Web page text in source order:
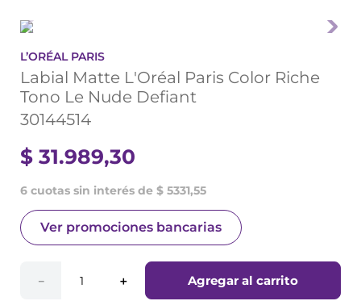
L’ORÉAL PARIS
Labial Matte L'Oréal Paris Color Riche
Tono Le Nude Defiant
30144514
$ 31.989,30
6 cuotas sin interés de $ 5331,55
Ver promociones bancarias
＋
－ Agregar al carrito